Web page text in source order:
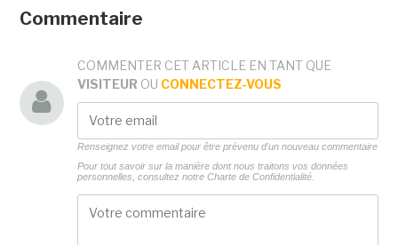
Commentaire
COMMENTER CET ARTICLE EN TANT QUE
VISITEUR OU CONNECTEZ-VOUS
Renseignez votre email pour être prévenu d'un nouveau commentaire
Pour tout savoir sur la manière dont nous traitons vos données
personnelles, consultez notre Charte de Confidentialité.